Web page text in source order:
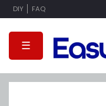
DIY FAQ
☰